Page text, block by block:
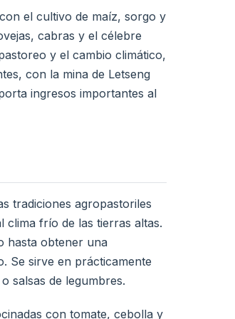
el cultivo de maíz, sorgo y
cabras y el célebre
y el cambio climático,
con la mina de Letseng
ingresos importantes al
tradiciones agropastoriles
frío de las tierras altas.
hasta obtener una
Se sirve en prácticamente
salsas de legumbres.
con tomate, cebolla y